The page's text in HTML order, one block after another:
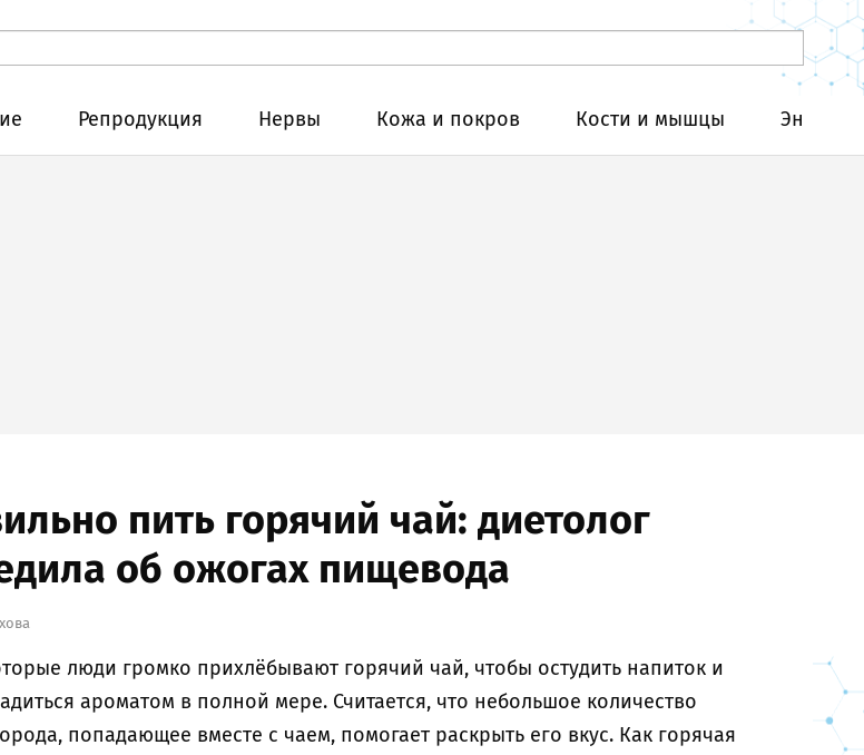
Репродукция Нервы Кожа и покров Кости и мышцы
пить горячий чай: диетолог
об ожогах пищевода
люди громко прихлёбывают горячий чай, чтобы остудить напиток и
ароматом в полной мере. Считается, что небольшое количество
попадающее вместе с чаем, помогает раскрыть его вкус. Как горячая